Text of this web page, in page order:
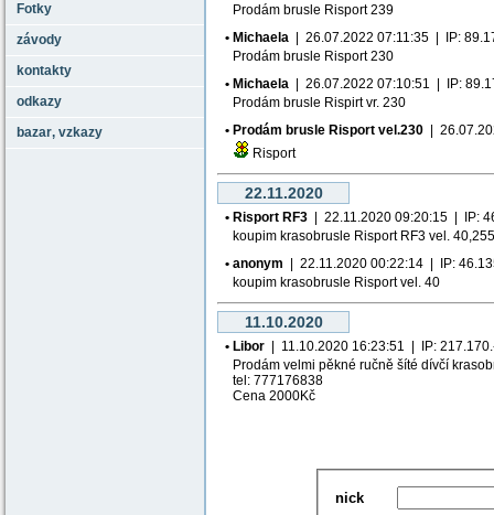
Fotky
závody
kontakty
odkazy
bazar‚ vzkazy
Prodám brusle Risport 239
• Michaela | 26.07.2022 07:11:35 | IP:
Prodám brusle Risport 230
• Michaela | 26.07.2022 07:10:51 | IP:
Prodám brusle Rispirt vr. 230
• Prodám brusle Risport vel.230 |
Risport
22.11.2020
• Risport RF3 | 22.11.2020 09:20:15 | IP:
koupim krasobrusle Risport RF3 vel.
• anonym | 22.11.2020 00:22:14 | IP:
koupim krasobrusle Risport vel. 40
11.10.2020
• Libor | 11.10.2020 16:23:51 | IP:
Prodám velmi pěkné ručně šíté dívčí
tel: 777176838
Cena 2000Kč
nick